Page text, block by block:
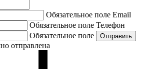
Обязательное поле Email
Обязательное поле Телефон
Обязательное поле
отправлена